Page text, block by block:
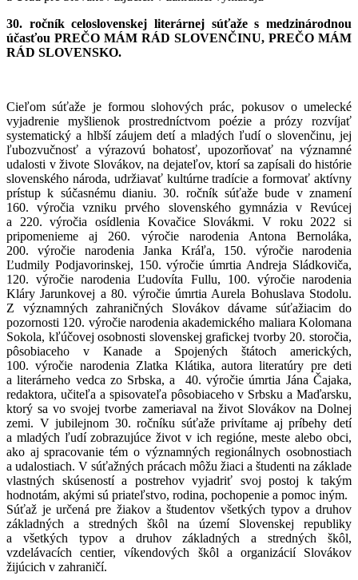
30. ročník celoslovenskej literárnej súťaže s medzinárodnou
účasťou PREČO MÁM RÁD SLOVENČINU, PREČO MÁM
RÁD SLOVENSKO.
Cieľom súťaže je formou slohových prác, pokusov o umelecké
vyjadrenie myšlienok prostredníctvom poézie a prózy rozvíjať
systematický a hlbší záujem detí a mladých ľudí o slovenčinu, jej
ľubozvučnosť a výrazovú bohatosť, upozorňovať na významné
udalosti v živote Slovákov, na dejateľov, ktorí sa zapísali do histórie
slovenského národa, udržiavať kultúrne tradície a formovať aktívny
prístup k súčasnému dianiu. 30. ročník súťaže bude v znamení
160. výročia vzniku prvého slovenského gymnázia v Revúcej
a 220. výročia osídlenia Kovačice Slovákmi. V roku 2022 si
pripomenieme aj 260. výročie narodenia Antona Bernoláka,
200. výročie narodenia Janka Kráľa, 150. výročie narodenia
Ľudmily Podjavorinskej, 150. výročie úmrtia Andreja Sládkoviča,
120. výročie narodenia Ľudovíta Fullu, 100. výročie narodenia
Kláry Jarunkovej a 80. výročie úmrtia Aurela Bohuslava Stodolu.
Z významných zahraničných Slovákov dávame súťažiacim do
pozornosti 120. výročie narodenia akademického maliara Kolomana
Sokola, kľúčovej osobnosti slovenskej grafickej tvorby 20. storočia,
pôsobiaceho v Kanade a Spojených štátoch amerických,
100. výročie narodenia Zlatka Klátika, autora literatúry pre deti
a literárneho vedca zo Srbska, a 40. výročie úmrtia Jána Čajaka,
redaktora, učiteľa a spisovateľa pôsobiaceho v Srbsku a Maďarsku,
ktorý sa vo svojej tvorbe zameriaval na život Slovákov na Dolnej
zemi. V jubilejnom 30. ročníku súťaže privítame aj príbehy detí
a mladých ľudí zobrazujúce život v ich regióne, meste alebo obci,
ako aj spracovanie tém o významných regionálnych osobnostiach
a udalostiach. V súťažných prácach môžu žiaci a študenti na základe
vlastných skúseností a postrehov vyjadriť svoj postoj k takým
hodnotám, akými sú priateľstvo, rodina, pochopenie a pomoc iným.
Súťaž je určená pre žiakov a študentov všetkých typov a druhov
základných a stredných škôl na území Slovenskej republiky
a všetkých typov a druhov základných a stredných škôl,
vzdelávacích centier, víkendových škôl a organizácií Slovákov
žijúcich v zahraničí.